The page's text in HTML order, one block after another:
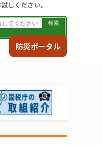
防災ポータル
しください。